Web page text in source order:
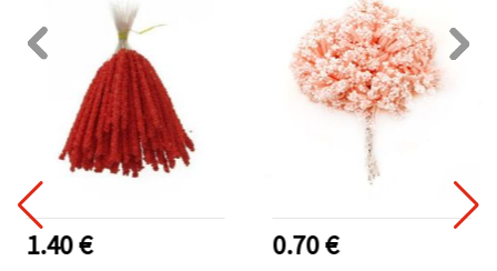
1.40 € 0.70 €